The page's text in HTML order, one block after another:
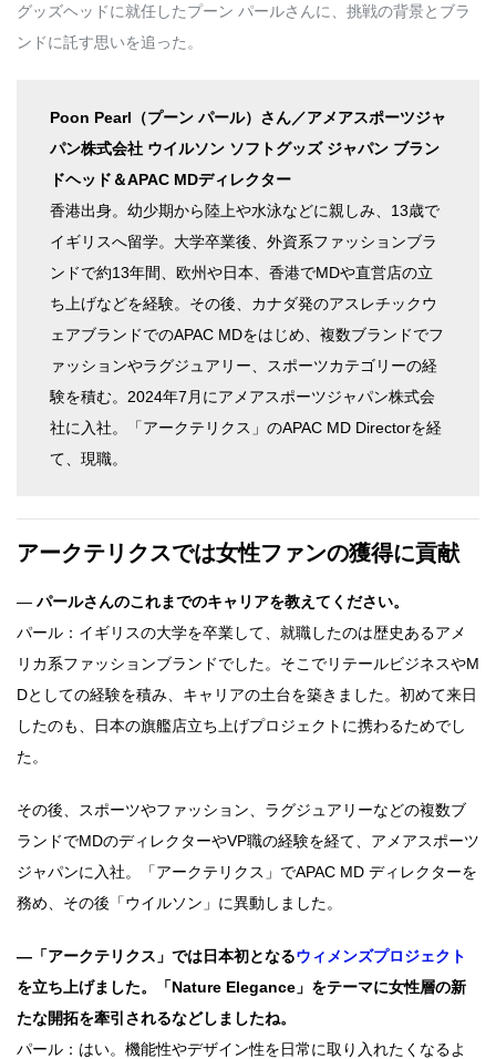
グッズヘッドに就任したプーン パールさんに、挑戦の背景とブラ
ンドに託す思いを追った。
Poon Pearl（プーン パール）さん／アメアスポーツジャ
パン株式会社 ウイルソン ソフトグッズ ジャパン ブラン
ドヘッド＆APAC MDディレクター
香港出身。幼少期から陸上や水泳などに親しみ、13歳で
イギリスへ留学。大学卒業後、外資系ファッションブラ
ンドで約13年間、欧州や日本、香港でMDや直営店の立
ち上げなどを経験。その後、カナダ発のアスレチックウ
ェアブランドでのAPAC MDをはじめ、複数ブランドでフ
ァッションやラグジュアリー、スポーツカテゴリーの経
験を積む。2024年7月にアメアスポーツジャパン株式会
社に入社。「アークテリクス」のAPAC MD Directorを経
て、現職。
アークテリクスでは女性ファンの獲得に貢献
― パールさんのこれまでのキャリアを教えてください。
パール：イギリスの大学を卒業して、就職したのは歴史あるアメ
リカ系ファッションブランドでした。そこでリテールビジネスやM
Dとしての経験を積み、キャリアの土台を築きました。初めて来日
したのも、日本の旗艦店立ち上げプロジェクトに携わるためでし
た。
その後、スポーツやファッション、ラグジュアリーなどの複数ブ
ランドでMDのディレクターやVP職の経験を経て、アメアスポーツ
ジャパンに入社。「アークテリクス」でAPAC MD ディレクターを
務め、その後「ウイルソン」に異動しました。
―「アークテリクス」では日本初となるウィメンズプロジェクト
を立ち上げました。「Nature Elegance」をテーマに女性層の新
たな開拓を牽引されるなどしましたね。
パール：はい。機能性やデザイン性を日常に取り入れたくなるよ